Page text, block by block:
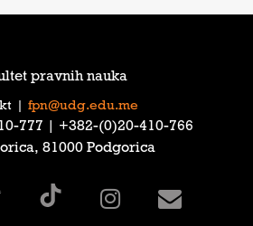
pravnih nauka
fpn@udg.edu.me
777‎ | ‎+382-(0)20-410-766‎
81000 Podgorica